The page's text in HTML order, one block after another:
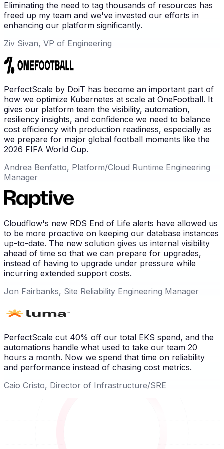
Eliminating the need to tag thousands of resources has
freed up my team and we've invested our efforts in
enhancing our platform significantly.
Ziv Sivan, VP of Engineering
PerfectScale by DoiT has become an important part of
how we optimize Kubernetes at scale at OneFootball. It
gives our platform team the visibility, automation,
resiliency insights, and confidence we need to balance
cost efficiency with production readiness, especially as
we prepare for major global football moments like the
2026 FIFA World Cup.
Andrea Benfatto, Platform/Cloud Runtime Engineering
Manager
Cloudflow's new RDS End of Life alerts have allowed us
to be more proactive on keeping our database instances
up-to-date. The new solution gives us internal visibility
ahead of time so that we can prepare for upgrades,
instead of having to upgrade under pressure while
incurring extended support costs.
Jon Fairbanks, Site Reliability Engineering Manager
PerfectScale cut 40% off our total EKS spend, and the
automations handle what used to take our team 20
hours a month. Now we spend that time on reliability
and performance instead of chasing cost metrics.
Caio Cristo, Director of Infrastructure/SRE